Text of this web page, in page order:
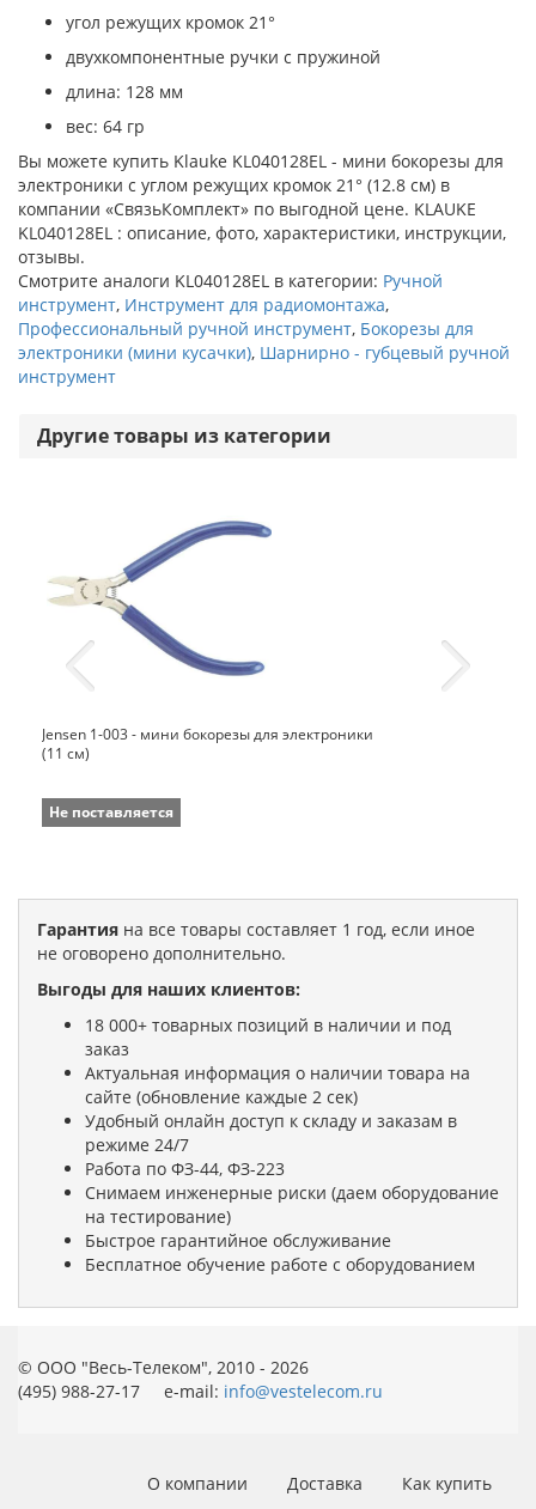
угол режущих кромок 21°
двухкомпонентные ручки с пружиной
длина: 128 мм
вес: 64 гр
Вы можете купить Klauke KL040128EL - мини бокорезы для
электроники с углом режущих кромок 21° (12.8 см) в
компании «СвязьКомплект» по выгодной цене. KLAUKE
KL040128EL : описание, фото, характеристики, инструкции,
отзывы.
Смотрите аналоги KL040128EL в категории: Ручной
инструмент, Инструмент для радиомонтажа,
Профессиональный ручной инструмент, Бокорезы для
электроники (мини кусачки), Шарнирно - губцевый ручной
инструмент
Другие товары из категории
Jensen 1-003 - мини бокорезы для электроники
(11 см)
Не поставляется
Гарантия на все товары составляет 1 год, если иное
не оговорено дополнительно.
Выгоды для наших клиентов:
18 000+ товарных позиций в наличии и под
заказ
Актуальная информация о наличии товара на
сайте (обновление каждые 2 сек)
Удобный онлайн доступ к складу и заказам в
режиме 24/7
Работа по ФЗ-44, ФЗ-223
Снимаем инженерные риски (даем оборудование
на тестирование)
Быстрое гарантийное обслуживание
Бесплатное обучение работе с оборудованием
© ООО "Весь-Телеком", 2010 - 2026
(495) 988-27-17 e-mail: info@vestelecom.ru
О компании Доставка Как купить